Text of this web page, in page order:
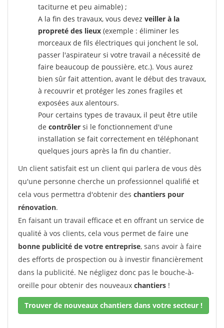
taciturne et peu aimable) ;
A la fin des travaux, vous devez veiller à la
propreté des lieux (exemple : éliminer les
morceaux de fils électriques qui jonchent le sol,
passer l'aspirateur si votre travail a nécessité de
faire beaucoup de poussière, etc.). Vous aurez
bien sûr fait attention, avant le début des travaux,
à recouvrir et protéger les zones fragiles et
exposées aux alentours.
Pour certains types de travaux, il peut être utile
de contrôler si le fonctionnement d'une
installation se fait correctement en téléphonant
quelques jours après la fin du chantier.
Un client satisfait est un client qui parlera de vous dès
qu'une personne cherche un professionnel qualifié et
cela vous permettra d'obtenir des chantiers pour
rénovation.
En faisant un travail efficace et en offrant un service de
qualité à vos clients, cela vous permet de faire une
bonne publicité de votre entreprise, sans avoir à faire
des efforts de prospection ou à investir financièrement
dans la publicité. Ne négligez donc pas le bouche-à-
oreille pour obtenir des nouveaux chantiers !
Trouver de nouveaux chantiers dans votre secteur !